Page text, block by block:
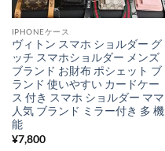
IPHONEケース
ヴィトン スマホ ショルダー グ
ッチ スマホショルダー メンズ
ブランド お財布 ポシェット ブ
ランド 使いやすい カードケー
ス 付き スマホ ショルダー ママ
人気 ブランド ミラー付き 多 機
能
¥7,800